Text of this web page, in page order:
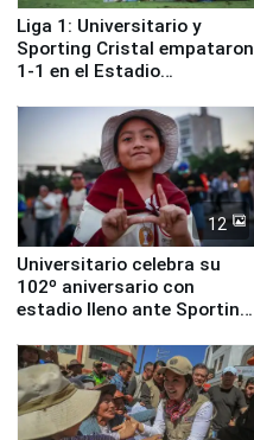
Liga 1: Universitario y
Sporting Cristal empataron
1-1 en el Estadio
12
Universitario celebra su
102º aniversario con
estadio lleno ante Sporting